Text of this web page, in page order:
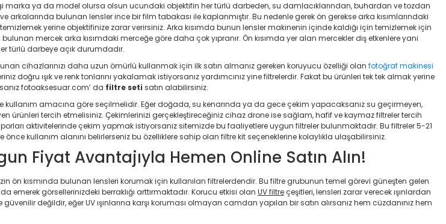
marka ya da model olursa olsun ucundaki objektifin her türlü darbeden, su damlacıklarından, buhardan ve tozdan
arkalarında bulunan lensler ince bir film tabakası ile kaplanmıştır. Bu nedenle gerek ön gerekse arka kısımlarındaki
yerine objektifinize zarar verirsiniz. Arka kısımda bunun lensler makinenin içinde kaldığı için temizlemek için
mercek arka kısımdaki merceğe göre daha çok yıpranır. Ön kısımda yer alan mercekler dış etkenlere yani
türlü darbeye açık durumdadır.
cihazlarınızı daha uzun ömürlü kullanmak için ilk satın almanız gereken koruyucu özelliği olan fotoğraf makinesi
doğru ışık ve renk tonlarını yakalamak istiyorsanız yardımcınız yine filtrelerdir. Fakat bu ürünleri tek tek almak yerine
fotoaksesuar.com’ da filtre seti satın alabilirsiniz.
kullanım amacına göre seçilmelidir. Eğer doğada, su kenarında ya da gece çekim yapacaksanız su geçirmeyen,
ürünleri tercih etmelisiniz. Çekimlerinizi gerçekleştireceğiniz cihaz drone ise sağlam, hafif ve kaymaz filtreler tercih
aktivitelerinde çekim yapmak istiyorsanız sitemizde bu faaliyetlere uygun filtreler bulunmaktadır. Bu filtreler 5-21
önce kullanım alanını belirlerseniz bu özelliklere sahip olan filtre kit seçeneklerine kolaylıkla ulaşabilirsiniz.
Fiyat Avantajıyla Hemen Online Satın Alın!
ön kısmında bulunan lensleri korumak için kullanılan filtrelerdendir. Bu filtre grubunun temel görevi güneşten gelen
emerek görsellerinizdeki berraklığı arttırmaktadır. Korucu etkisi olan UV filtre çeşitleri, lensleri zarar verecek ışınlardan
değildir, eğer UV ışınlarına karşı koruması olmayan camdan yapılan bir satın alırsanız hem cüzdanınız hem